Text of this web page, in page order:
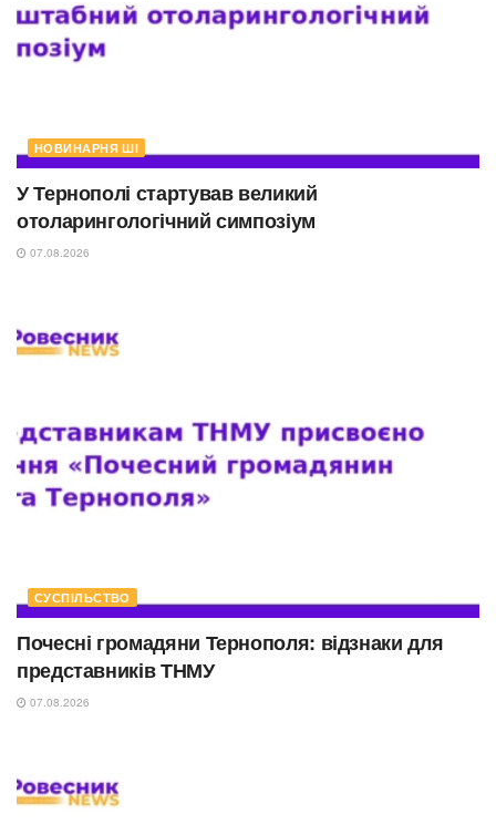
НОВИНАРНЯ ШІ
У Тернополі стартував великий
отоларингологічний симпозіум
07.08.2026
СУСПІЛЬСТВО
Почесні громадяни Тернополя: відзнаки для
представників ТНМУ
07.08.2026